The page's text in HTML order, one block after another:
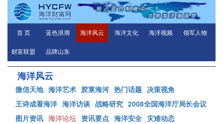
首 页 蓝色浪潮 海洋风云 海洋文化 海洋视频 领军人物
财富联盟 品牌山东
海洋风云
微信天地 海洋艺术 胶莱海河 热门话题 决策视角
王诗成看海洋 海洋访谈 战略研究 2008全国海洋厅局长会议
图片资讯 海洋论坛 资讯要点 海洋安全 灾难动态